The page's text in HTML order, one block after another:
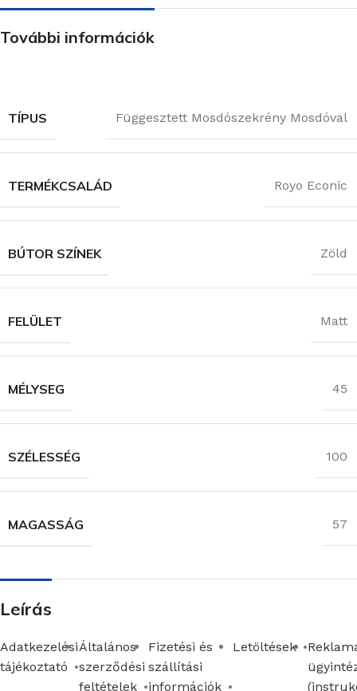
További információk
TÍPUS Függesztett Mosdószekrény Mosdóval
TERMÉKCSALÁD Royo Econic
BÚTOR SZÍNEK Zöld
FELÜLET Matt
MÉLYSEG 45
SZÉLESSÉG 100
MAGASSÁG 57
Leírás
Adatkezelési
tájékoztató
Általános
szerződési
feltételek
Fizetési és
szállítási
információk
Letöltések